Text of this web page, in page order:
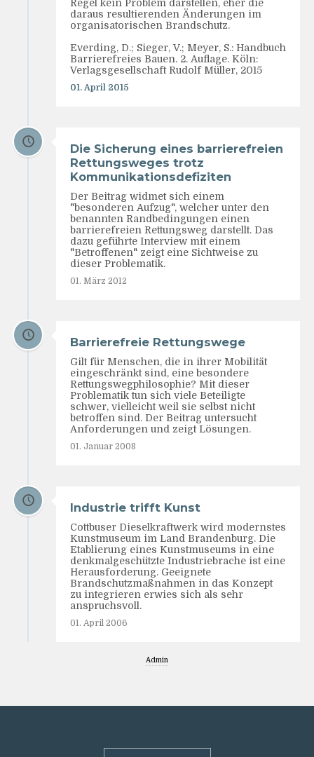
Regel kein Problem darstellen, eher die
daraus resultierenden Änderungen im
organisatorischen Brandschutz.
Everding, D.; Sieger, V.; Meyer, S.: Handbuch
Barrierefreies Bauen. 2. Auflage. Köln:
Verlagsgesellschaft Rudolf Müller, 2015
01. April 2015
Die Sicherung eines barrierefreien
Rettungsweges trotz
Kommunikationsdefiziten
Der Beitrag widmet sich einem
"besonderen Aufzug", welcher unter den
benannten Randbedingungen einen
barrierefreien Rettungsweg darstellt. Das
dazu geführte Interview mit einem
"Betroffenen" zeigt eine Sichtweise zu
dieser Problematik.
01. März 2012
Barrierefreie Rettungswege
Gilt für Menschen, die in ihrer Mobilität
eingeschränkt sind, eine besondere
Rettungswegphilosophie? Mit dieser
Problematik tun sich viele Beteiligte
schwer, vielleicht weil sie selbst nicht
betroffen sind. Der Beitrag untersucht
Anforderungen und zeigt Lösungen.
01. Januar 2008
Industrie trifft Kunst
Cottbuser Dieselkraftwerk wird modernstes
Kunstmuseum im Land Brandenburg. Die
Etablierung eines Kunstmuseums in eine
denkmalgeschützte Industriebrache ist eine
Herausforderung. Geeignete
Brandschutzmaßnahmen in das Konzept
zu integrieren erwies sich als sehr
anspruchsvoll.
01. April 2006
Admin